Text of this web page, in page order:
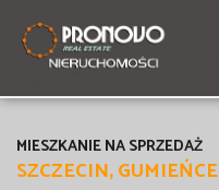
SZCZECIN, GUMIEŃCE
MIESZKANIE NA SPRZEDAŻ